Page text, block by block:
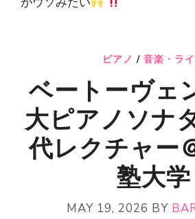
ピアノ / 音楽・ラ
ベートーヴェ
大ピアノソナ
代レクチャー
塾大学
MAY 19, 2026 BY